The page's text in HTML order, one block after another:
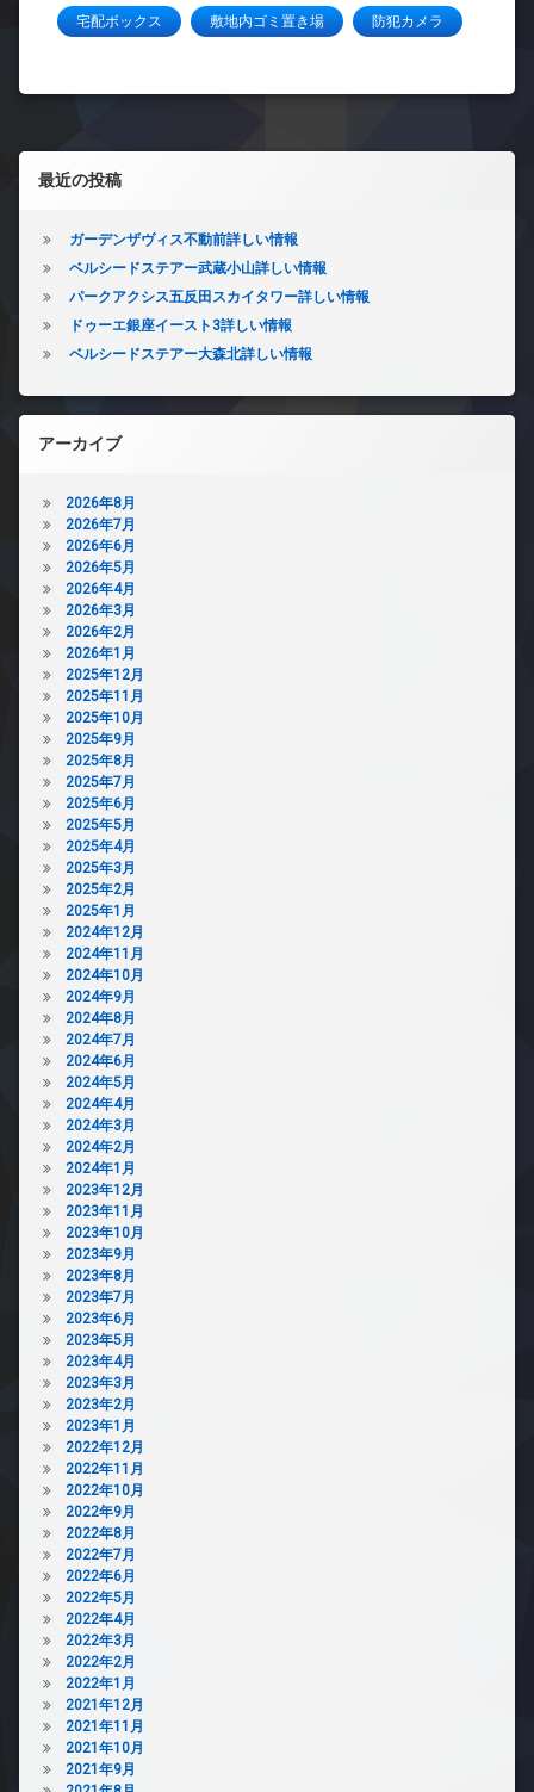
宅配ボックス 敷地内ゴミ置き場 防犯カメラ
左サイドバー
最近の投稿
ガーデンザヴィス不動前詳しい情報
ベルシードステアー武蔵小山詳しい情報
パークアクシス五反田スカイタワー詳しい情報
ドゥーエ銀座イースト3詳しい情報
ベルシードステアー大森北詳しい情報
アーカイブ
2026年8月
2026年7月
2026年6月
2026年5月
2026年4月
2026年3月
2026年2月
2026年1月
2025年12月
2025年11月
2025年10月
2025年9月
2025年8月
2025年7月
2025年6月
2025年5月
2025年4月
2025年3月
2025年2月
2025年1月
2024年12月
2024年11月
2024年10月
2024年9月
2024年8月
2024年7月
2024年6月
2024年5月
2024年4月
2024年3月
2024年2月
2024年1月
2023年12月
2023年11月
2023年10月
2023年9月
2023年8月
2023年7月
2023年6月
2023年5月
2023年4月
2023年3月
2023年2月
2023年1月
2022年12月
2022年11月
2022年10月
2022年9月
2022年8月
2022年7月
2022年6月
2022年5月
2022年4月
2022年3月
2022年2月
2022年1月
2021年12月
2021年11月
2021年10月
2021年9月